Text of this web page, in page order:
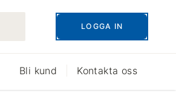
LOGGA IN
Bli kund Kontakta oss